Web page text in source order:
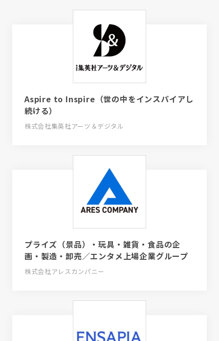
Aspire to Inspire（世の中をインスパイアし
続ける）
株式会社集英社アーツ＆デジタル
プライズ（景品）・玩具・雑貨・食品の企
画・製造・卸売／エンタメ上場企業グループ
株式会社アレスカンパニー